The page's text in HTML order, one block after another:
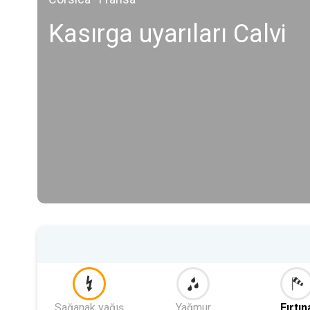
Kasırga uyarıları Calvi